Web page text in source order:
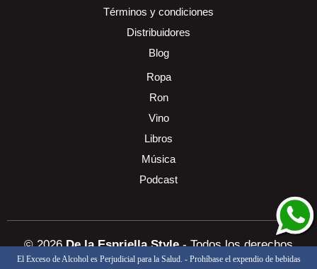
Términos y condiciones
Distribuidores
Blog
Ropa
Ron
Vino
Libros
Música
Podcast
El Exceso de Alcohol es Perjudicial para la Salud. - Prohíbase el expendio de bebidas
© 2026De la Espriella Style- Todos los derechos
reservadosDiseñado y programado por: